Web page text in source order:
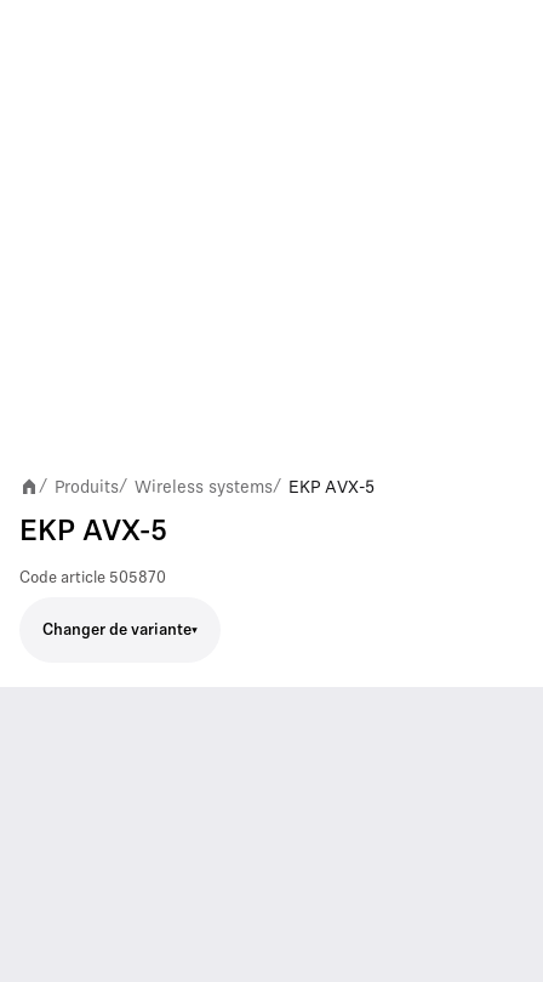
/ Produits/ Wireless systems/ EKP AVX-5
EKP AVX-5
Code article 505870
Changer de variante